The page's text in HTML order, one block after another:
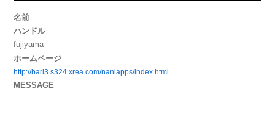
名前
ハンドル
fujiyama
ホームページ
http://bari3.s324.xrea.com/naniapps/index.html
MESSAGE